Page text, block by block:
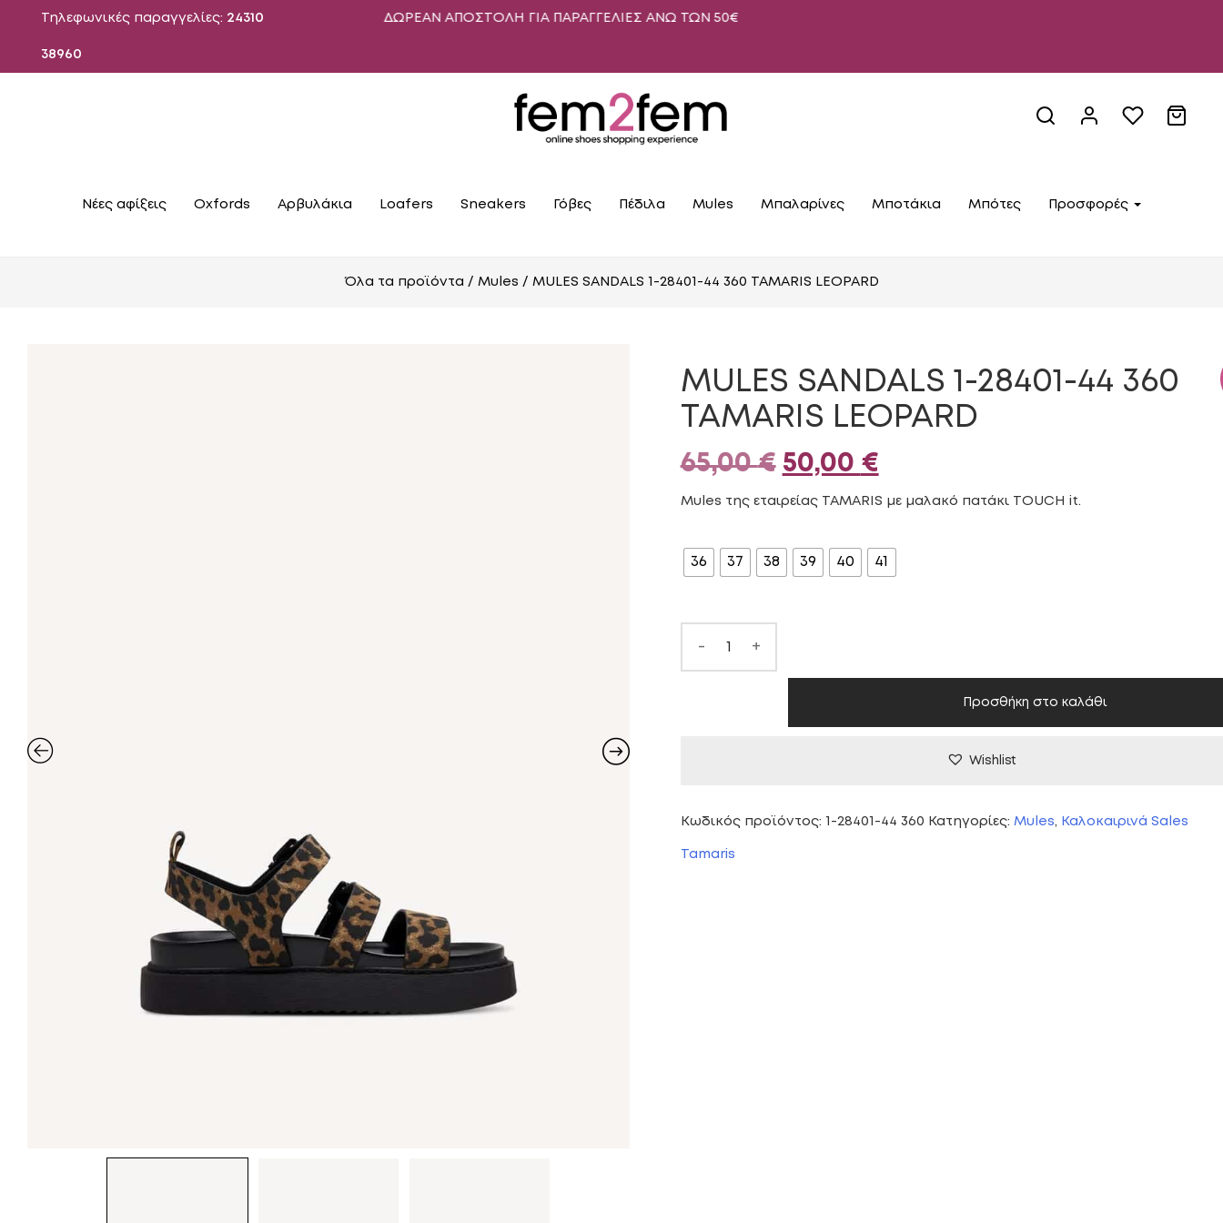
Τηλεφωνικές παραγγελίες: 24310
38960
ΔΩΡΕΑΝ ΑΠΟΣΤΟΛΗ ΓΙΑ ΠΑΡΑΓΓΕΛΙΕΣ ΑΝΩ ΤΩΝ 50€
Νέες αφίξεις Oxfords Αρβυλάκια Loafers Sneakers Γόβες Πέδιλα Mules Μπαλαρίνες Μποτάκια Μπότες Προσφορές
Όλα τα προϊόντα / Mules / MULES SANDALS 1-28401-44 360 TAMARIS LEOPARD
MULES SANDALS 1-28401-44 360
TAMARIS LEOPARD
65,00€ Original
price
65,00 €.
50,00 €Η
τρέχουσα
είναι:
Mules της εταιρείας TAMARIS με μαλακό πατάκι TOUCH it.
36 37 38 39 40 41
- +
Προσθήκη στο καλάθι
Wishlist
Κωδικός προϊόντος: 1-28401-44 360 Κατηγορίες: Mules, Καλοκαιρινά Sales
Tamaris